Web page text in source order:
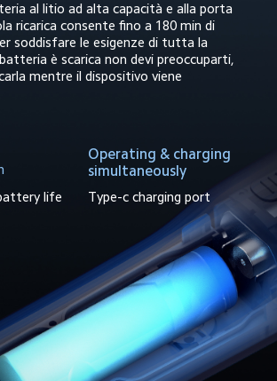
al litio ad alta capacità e alla porta
ricarica consente fino a 180 min di
soddisfare le esigenze di tutta la
è scarica non devi preoccuparti,
mentre il dispositivo viene
life
Operating & charging
simultaneously
Type-c charging port